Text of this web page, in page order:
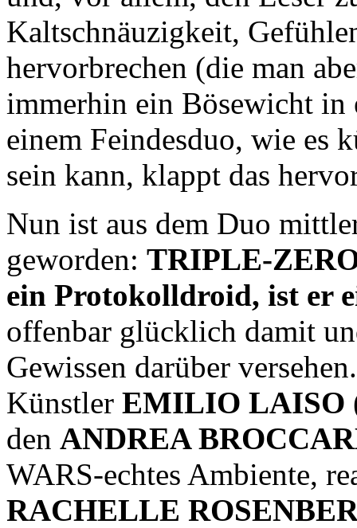
Kaltschnäuzigkeit,
hervorbrechen (die man
immerhin ein Bösewicht in
einem Feindesduo, wie es
sein kann, klappt das
Nun ist aus dem Duo
geworden: TRIPLE-
ein Protokolldroid, ist er
offenbar glücklich damit
Gewissen darüber
Künstler EMILIO LAISO
den ANDREA
WARS-echtes Ambiente,
RACHELLE